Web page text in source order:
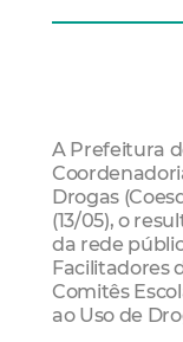
A Prefeitura
Drogas
(13/05), o
da rede
Facilitadores
Comitês
ao Uso de